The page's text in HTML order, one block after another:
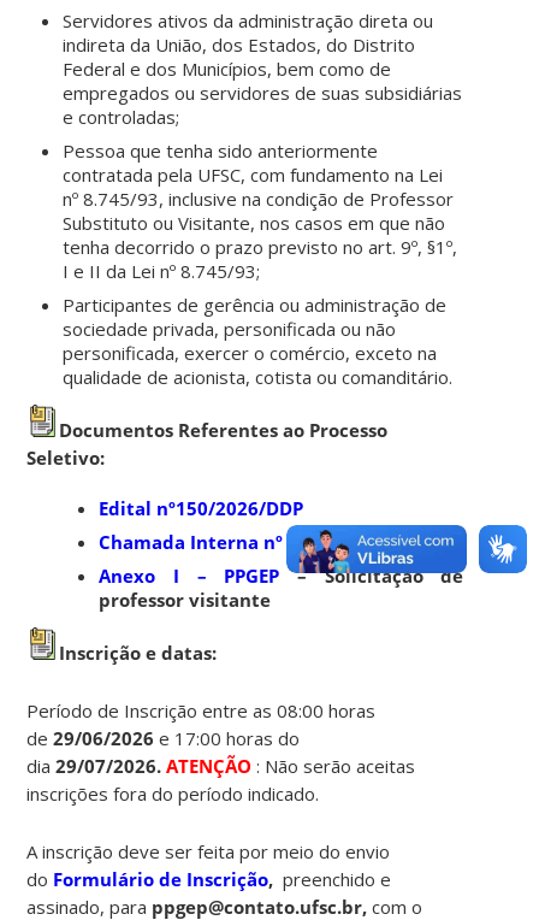
Servidores ativos da administração direta ou
indireta da União, dos Estados, do Distrito
Federal e dos Municípios, bem como de
empregados ou servidores de suas subsidiárias
e controladas;
Pessoa que tenha sido anteriormente
contratada pela UFSC, com fundamento na Lei
nº 8.745/93, inclusive na condição de Professor
Substituto ou Visitante, nos casos em que não
tenha decorrido o prazo previsto no art. 9º, §1º,
I e II da Lei nº 8.745/93;
Participantes de gerência ou administração de
sociedade privada, personificada ou não
personificada, exercer o comércio, exceto na
qualidade de acionista, cotista ou comanditário.
Documentos Referentes ao Processo
Seletivo:
Edital nº150/2026/DDP
Chamada Interna nº 1/2026/PROPG
Anexo I – PPGEP– Solicitação de
professor visitante
Inscrição e datas:
Período de Inscrição entre as 08:00 horas
de29/06/2026 e 17:00 horas do
dia29/07/2026.ATENÇÃO : Não serão aceitas
inscrições fora do período indicado.
A inscrição deve ser feita por meio do envio
do Formulário de Inscrição,preenchido e
assinado, para ppgep@contato.ufsc.br,com o